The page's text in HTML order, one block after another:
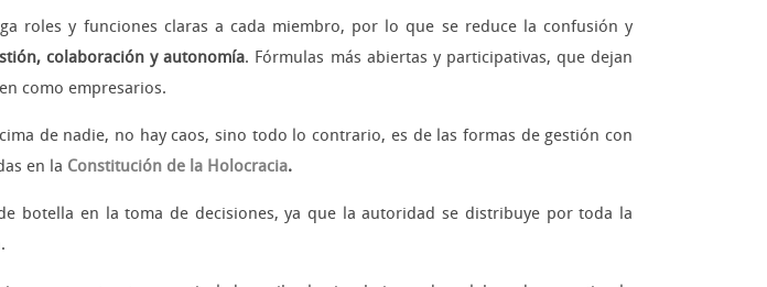
roles y funciones claras a cada miembro, por lo que se reduce la confusión y
colaboración y autonomía. Fórmulas más abiertas y participativas, que dejan
como empresarios.
de nadie, no hay caos, sino todo lo contrario, es de las formas de gestión con
en la Constitución de la Holocracia.
botella en la toma de decisiones, ya que la autoridad se distribuye por toda la